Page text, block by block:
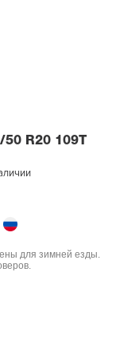
50 R20 109T
для зимней езды.